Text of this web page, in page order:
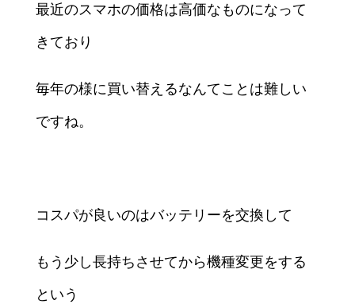
最近のスマホの価格は高価なものになって
きており
毎年の様に買い替えるなんてことは難しい
ですね。
コスパが良いのはバッテリーを交換して
もう少し長持ちさせてから機種変更をする
という